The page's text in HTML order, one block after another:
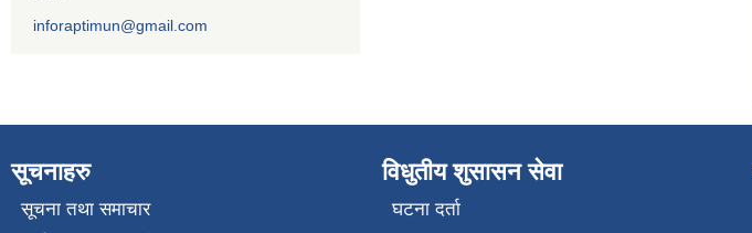
inforaptimun@gmail.com
सूचनाहरु
सूचना तथा समाचार
विधुतीय शुसासन सेवा
घटना दर्ता